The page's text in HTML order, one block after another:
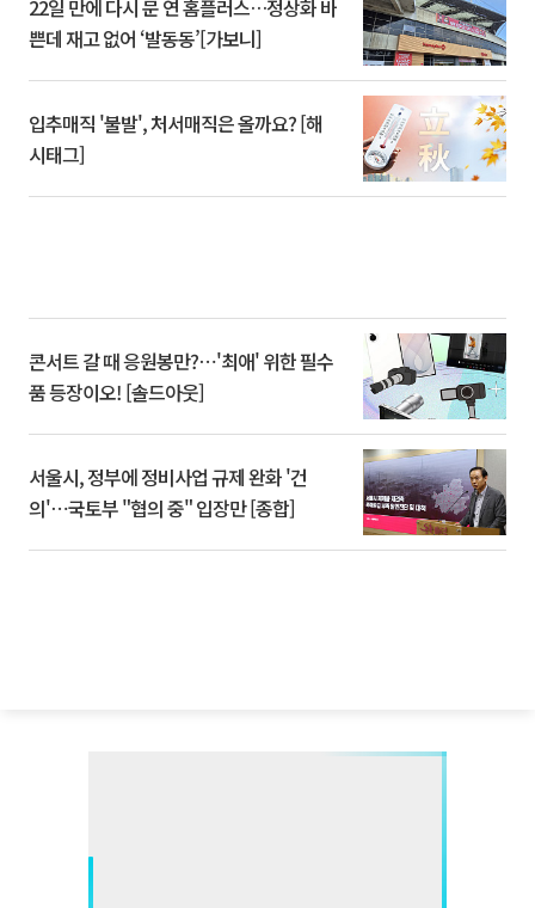
22일 만에 다시 문 연 홈플러스…정상화 바
쁜데 재고 없어 ‘발동동’[가보니]
입추매직 '불발', 처서매직은 올까요? [해
시태그]
콘서트 갈 때 응원봉만?⋯'최애' 위한 필수
품 등장이오! [솔드아웃]
서울시, 정부에 정비사업 규제 완화 '건
의'⋯국토부 "협의 중" 입장만 [종합]